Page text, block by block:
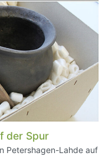
der Spur
Petershagen-Lahde auf